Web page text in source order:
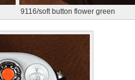
9116/soft button flower green